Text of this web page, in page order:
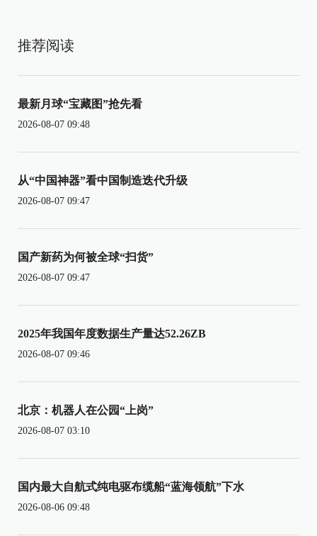
推荐阅读
最新月球“宝藏图”抢先看
2026-08-07 09:48
从“中国神器”看中国制造迭代升级
2026-08-07 09:47
国产新药为何被全球“扫货”
2026-08-07 09:47
2025年我国年度数据生产量达52.26ZB
2026-08-07 09:46
北京：机器人在公园“上岗”
2026-08-07 03:10
国内最大自航式纯电驱布缆船“蓝海领航”下水
2026-08-06 09:48